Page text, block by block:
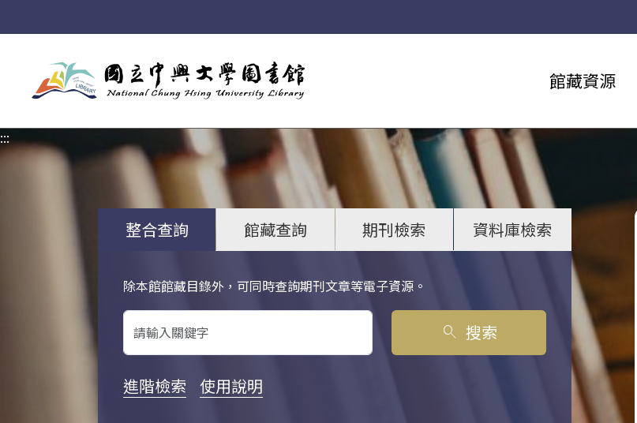
館藏資源
:::
整合查詢 館藏查詢 期刊檢索 資料庫檢索
除本館館藏目錄外，可同時查詢期刊文章等電子資源。
關鍵字搜尋
search 搜索
進階檢索 使用說明